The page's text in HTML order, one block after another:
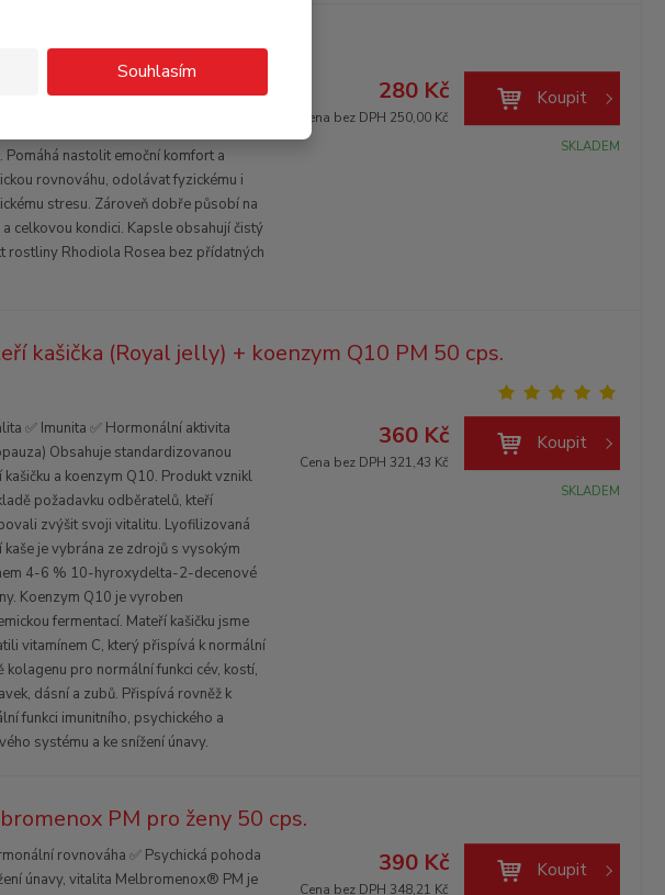
Souhlasím
rosea PM 90 cps.
komfort a rovnováha ✅ Výkon a
Pomáhá nastolit emoční komfort a
rovnováhu, odolávat fyzickému i
stresu. Zároveň dobře působí na
celkovou kondici. Kapsle obsahují čistý
rostliny Rhodiola Rosea bez přídatných
280 Kč
Cena bez DPH 250,00 Kč
Koupit
SKLADEM
kašička (Royal jelly) + koenzym Q10 PM 50 cps.
✅ Imunita ✅ Hormonální aktivita
Obsahuje standardizovanou
kašičku a koenzym Q10. Produkt vznikl
požadavku odběratelů, kteří
zvýšit svoji vitalitu. Lyofilizovaná
kaše je vybrána ze zdrojů s vysokým
4-6 % 10-hyroxydelta-2-decenové
Koenzym Q10 je vyroben
fermentací. Mateří kašičku jsme
vitamínem C, který přispívá k normální
kolagenu pro normální funkci cév, kostí,
dásní a zubů. Přispívá rovněž k
funkci imunitního, psychického a
systému a ke snížení únavy.
360 Kč
Cena bez DPH 321,43 Kč
Koupit
SKLADEM
PM pro ženy 50 cps.
rovnováha ✅ Psychická pohoda
únavy, vitalita Melbromenox® PM je
390 Kč
Cena bez DPH 348,21 Kč
Koupit